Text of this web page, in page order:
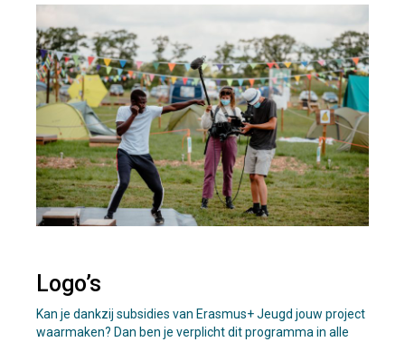
Logo’s
Kan je dankzij subsidies van Erasmus+ Jeugd jouw project
waarmaken? Dan ben je verplicht dit programma in alle